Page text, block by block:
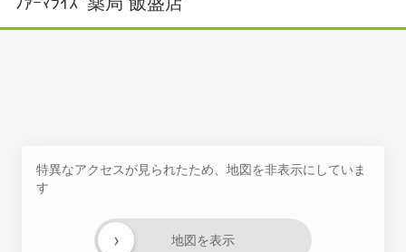
特異なアクセスが見られたため、地図を非表示にしていま
す
地図を表示
›